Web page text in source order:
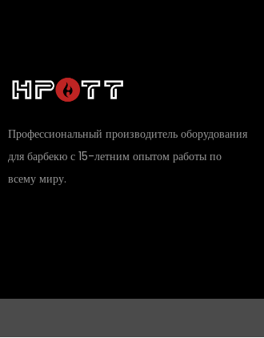
Профессиональный производитель оборудования
для барбекю с 15-летним опытом работы по
всему миру.